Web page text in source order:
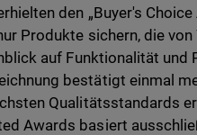
den „Buyer's
Produkte sichern, die
auf Funktionalität
bestätigt einmal
Qualitätsstandards
Awards basiert